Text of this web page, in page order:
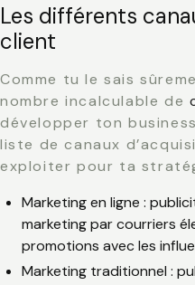
Les différents
client
Comme tu le sais
nombre incalculable de
développer ton
liste de canaux
exploiter pour ta
Marketing en ligne :
marketing par courriers
promotions avec les
Marketing traditionnel :